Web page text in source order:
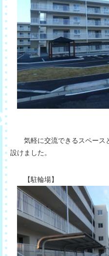
気軽に交流できるスペース
設けました。
【駐輪場】